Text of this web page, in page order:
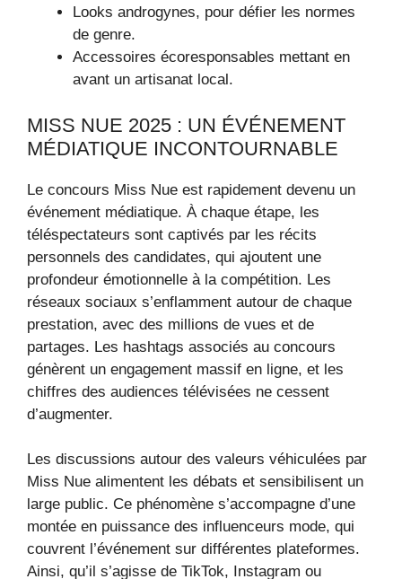
Looks androgynes, pour défier les normes
de genre.
Accessoires écoresponsables mettant en
avant un artisanat local.
MISS NUE 2025 : UN ÉVÉNEMENT
MÉDIATIQUE INCONTOURNABLE
Le concours Miss Nue est rapidement devenu un
événement médiatique. À chaque étape, les
téléspectateurs sont captivés par les récits
personnels des candidates, qui ajoutent une
profondeur émotionnelle à la compétition. Les
réseaux sociaux s’enflamment autour de chaque
prestation, avec des millions de vues et de
partages. Les hashtags associés au concours
génèrent un engagement massif en ligne, et les
chiffres des audiences télévisées ne cessent
d’augmenter.
Les discussions autour des valeurs véhiculées par
Miss Nue alimentent les débats et sensibilisent un
large public. Ce phénomène s’accompagne d’une
montée en puissance des influenceurs mode, qui
couvrent l’événement sur différentes plateformes.
Ainsi, qu’il s’agisse de TikTok, Instagram ou